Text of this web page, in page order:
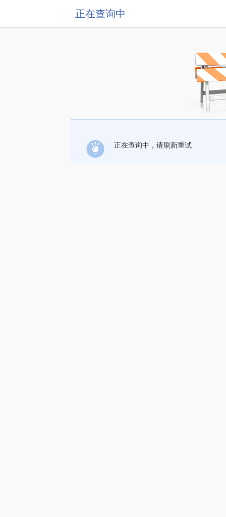
正在查询中
正在查询中，请刷新重试